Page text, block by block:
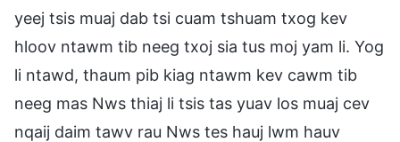
yeej tsis muaj dab tsi cuam tshuam txog kev
hloov ntawm tib neeg txoj sia tus moj yam li. Yog
li ntawd, thaum pib kiag ntawm kev cawm tib
neeg mas Nws thiaj li tsis tas yuav los muaj cev
nqaij daim tawv rau Nws tes hauj lwm hauv